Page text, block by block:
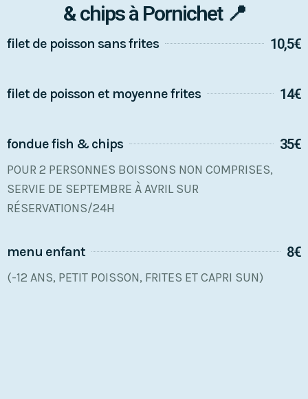
& chips à Pornichet 📍
filet de poisson sans frites 10,5€
filet de poisson et moyenne frites 14€
fondue fish & chips 35€
POUR 2 PERSONNES BOISSONS NON COMPRISES,
SERVIE DE SEPTEMBRE À AVRIL SUR
RÉSERVATIONS/24H
menu enfant 8€
(-12 ANS, PETIT POISSON, FRITES ET CAPRI SUN)